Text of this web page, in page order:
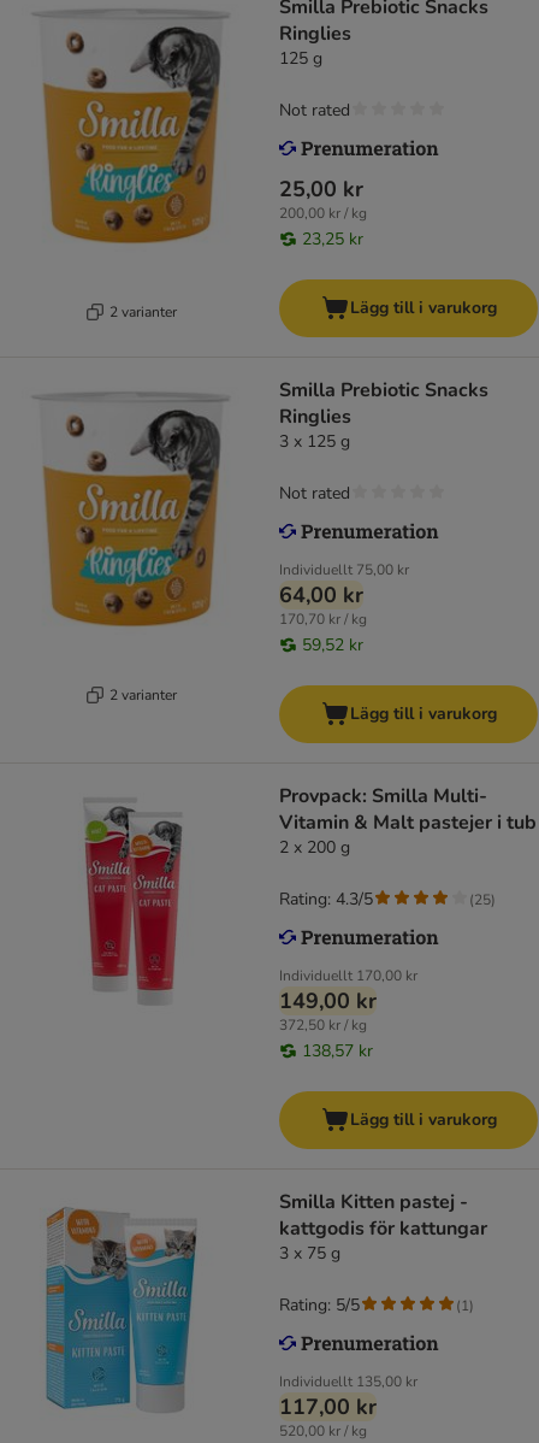
2 varianter
Smilla Prebiotic Snacks
Ringlies
125 g
25,00 kr
200,00 kr / kg
23,25 kr
Not rated
Lägg till i varukorg
2 varianter
Smilla Prebiotic Snacks
Ringlies
3 x 125 g
Individuellt 75,00 kr
64,00 kr
170,70 kr / kg
59,52 kr
Not rated
Lägg till i varukorg
Provpack: Smilla Multi-
Vitamin & Malt pastejer i tub
2 x 200 g
Individuellt 170,00 kr
149,00 kr
372,50 kr / kg
138,57 kr
Rating: 4.3/5 (25)
Lägg till i varukorg
Smilla Kitten pastej -
kattgodis för kattungar
3 x 75 g
Individuellt 135,00 kr
117,00 kr
520,00 kr / kg
Rating: 5/5 (1)